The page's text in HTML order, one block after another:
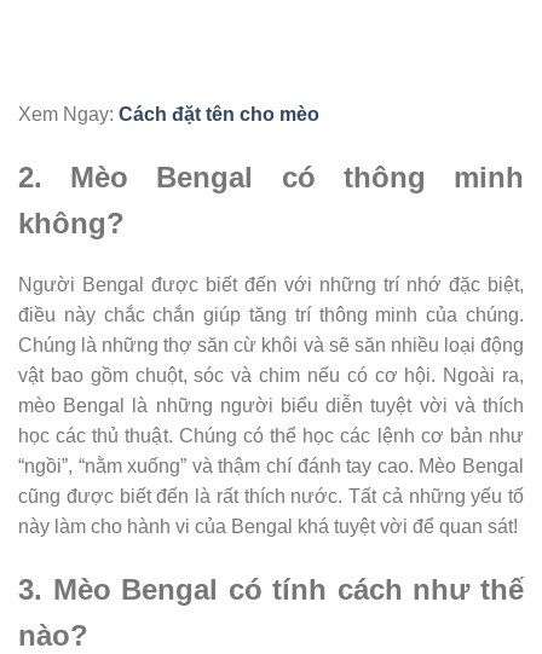
Xem Ngay: Cách đặt tên cho mèo
2. Mèo Bengal có thông minh
không?
Người Bengal được biết đến với những trí nhớ đặc biệt,
điều này chắc chắn giúp tăng trí thông minh của chúng.
Chúng là những thợ săn cừ khôi và sẽ săn nhiều loại động
vật bao gồm chuột, sóc và chim nếu có cơ hội. Ngoài ra,
mèo Bengal là những người biểu diễn tuyệt vời và thích
học các thủ thuật. Chúng có thể học các lệnh cơ bản như
“ngồi”, “nằm xuống” và thậm chí đánh tay cao. Mèo Bengal
cũng được biết đến là rất thích nước. Tất cả những yếu tố
này làm cho hành vi của Bengal khá tuyệt vời để quan sát!
3. Mèo Bengal có tính cách như thế
nào?